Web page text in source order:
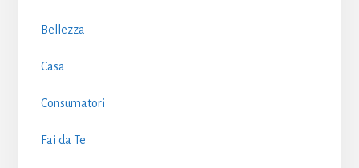
Bellezza
Casa
Consumatori
Fai da Te